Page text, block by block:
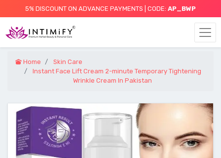
5% DISCOUNT ON ADVANCE PAYMENTS | CODE: AP_BWP
Home
Skin Care
Instant Face Lift Cream 2-minute Temporary Tightening
Wrinkle Cream In Pakistan